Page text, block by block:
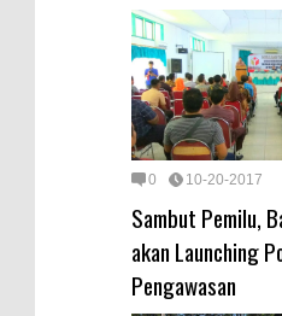
0 10-20-2017
Sambut Pemilu,
akan Launching
Pengawasan